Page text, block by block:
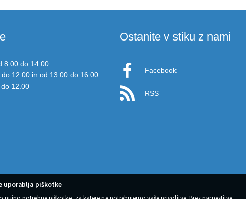
8.00 do 14.00
12.00 in od 13.00 do 16.00
12.00
Ostanite v stiku z nami
Facebook
RSS
uporablja piškotke